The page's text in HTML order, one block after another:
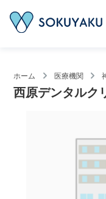
ホーム 医療機関
西原デンタルク